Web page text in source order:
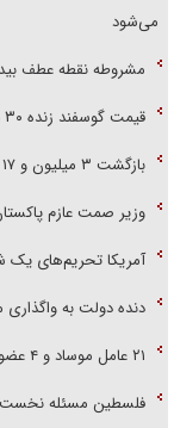
می‌شود
مشروطه نقطه عطف
قیمت گوسفند زنده ۳۰ درصد کاهش یافت؛ گوشت ارزان نشد
بازگشت ۳ میلیون و ۱۷ هزار زائر اربعین به کشور
وزیر صمت عازم
آمریکا تحریم‌های یک
دنده دولت به واگذاری
۲۱ عامل موساد و ۴ عضو باند‌های مسلح بازداشت شدند
فلسطین مسئله نخست